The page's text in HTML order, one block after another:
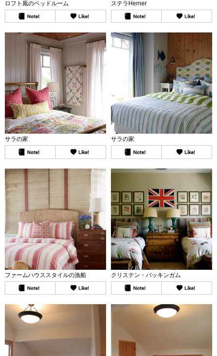
ロフト風のベッドルーム ステラHerner
サラの家 サラの家
ファームハウススタイルの漁船 クリステン・バッキンガム